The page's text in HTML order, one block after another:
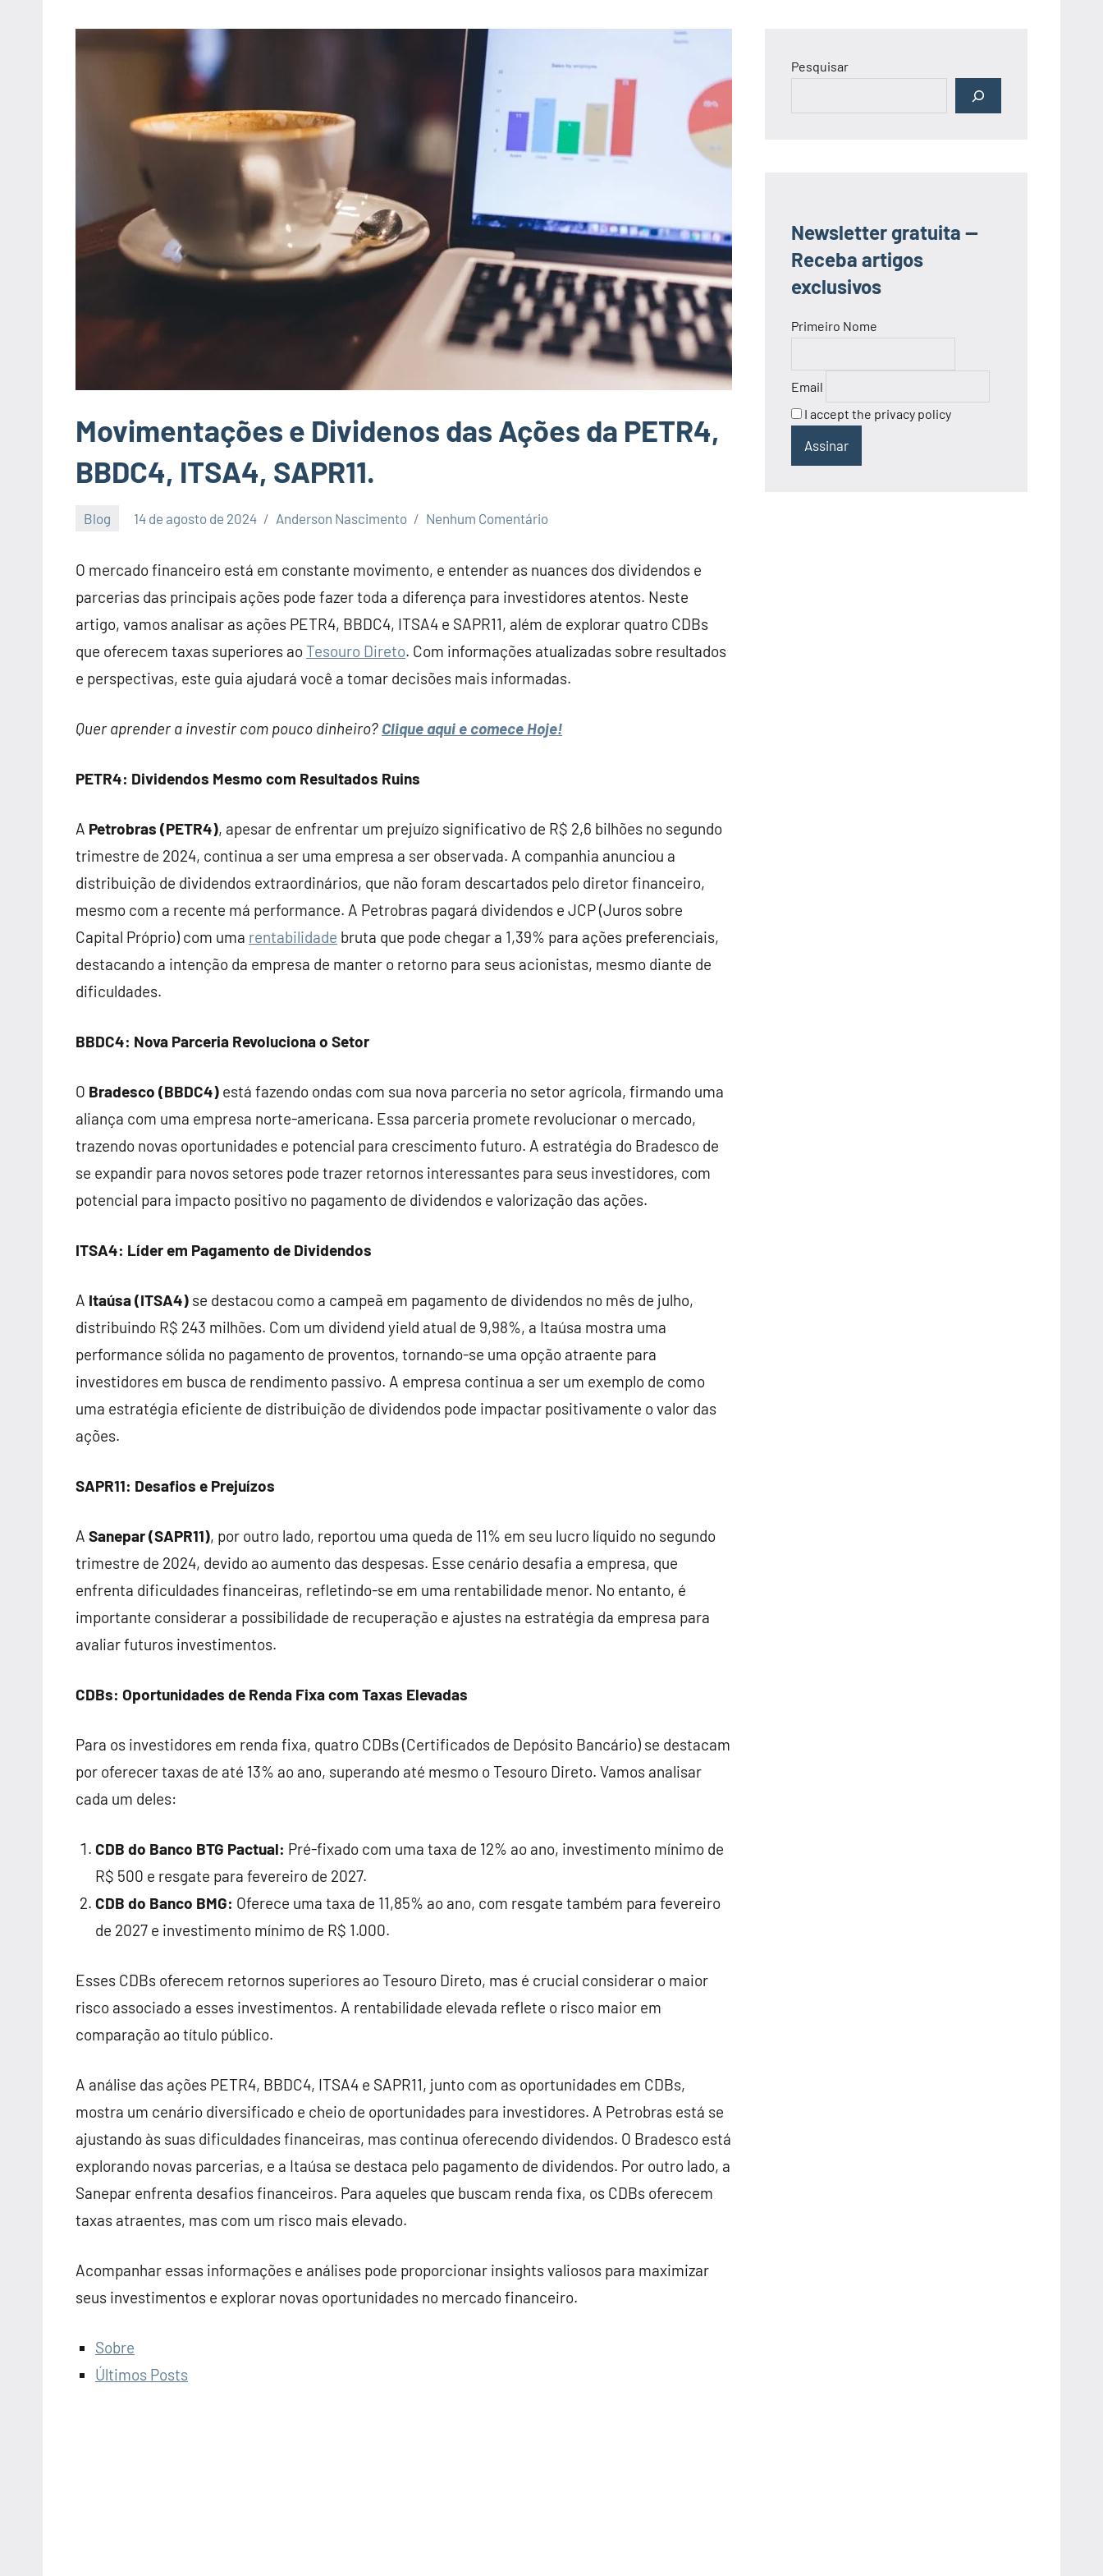
Movimentações e Dividenos das Ações da PETR4,
BBDC4, ITSA4, SAPR11.
Blog 14 de agosto de 2024 Anderson Nascimento Nenhum Comentário
O mercado financeiro está em constante movimento, e entender as nuances dos dividendos e
parcerias das principais ações pode fazer toda a diferença para investidores atentos. Neste
artigo, vamos analisar as ações PETR4, BBDC4, ITSA4 e SAPR11, além de explorar quatro CDBs
que oferecem taxas superiores aoTesouro Direto. Com informações atualizadas sobre resultados
e perspectivas, este guia ajudará você a tomar decisões mais informadas.
Quer aprender a investir com pouco dinheiro? Clique aqui e comece Hoje!
PETR4: Dividendos Mesmo com Resultados Ruins
A Petrobras (PETR4), apesar de enfrentar um prejuízo significativo de R$ 2,6 bilhões no segundo
trimestre de 2024, continua a ser uma empresa a ser observada. A companhia anunciou a
distribuição de dividendos extraordinários, que não foram descartados pelo diretor financeiro,
mesmo com a recente má performance. A Petrobras pagará dividendos e JCP (Juros sobre
Capital Próprio) com uma rentabilidade bruta que pode chegar a 1,39% para ações preferenciais,
destacando a intenção da empresa de manter o retorno para seus acionistas, mesmo diante de
dificuldades.
BBDC4: Nova Parceria Revoluciona o Setor
O Bradesco (BBDC4) está fazendo ondas com sua nova parceria no setor agrícola, firmando uma
aliança com uma empresa norte-americana. Essa parceria promete revolucionar o mercado,
trazendo novas oportunidades e potencial para crescimento futuro. A estratégia do Bradesco de
se expandir para novos setores pode trazer retornos interessantes para seus investidores, com
potencial para impacto positivo no pagamento de dividendos e valorização das ações.
ITSA4: Líder em Pagamento de Dividendos
A Itaúsa (ITSA4) se destacou como a campeã em pagamento de dividendos no mês de julho,
distribuindo R$ 243 milhões. Com um dividend yield atual de 9,98%, a Itaúsa mostra uma
performance sólida no pagamento de proventos, tornando-se uma opção atraente para
investidores em busca de rendimento passivo. A empresa continua a ser um exemplo de como
uma estratégia eficiente de distribuição de dividendos pode impactar positivamente o valor das
ações.
SAPR11: Desafios e Prejuízos
A Sanepar (SAPR11), por outro lado, reportou uma queda de 11% em seu lucro líquido no segundo
trimestre de 2024, devido ao aumento das despesas. Esse cenário desafia a empresa, que
enfrenta dificuldades financeiras, refletindo-se em uma rentabilidade menor. No entanto, é
importante considerar a possibilidade de recuperação e ajustes na estratégia da empresa para
avaliar futuros investimentos.
CDBs: Oportunidades de Renda Fixa com Taxas Elevadas
Para os investidores em renda fixa, quatro CDBs (Certificados de Depósito Bancário) se destacam
por oferecer taxas de até 13% ao ano, superando até mesmo o Tesouro Direto. Vamos analisar
cada um deles:
CDB do Banco BTG Pactual: Pré-fixado com uma taxa de 12% ao ano, investimento mínimo de
R$ 500 e resgate para fevereiro de 2027.
CDB do Banco BMG: Oferece uma taxa de 11,85% ao ano, com resgate também para fevereiro
de 2027 e investimento mínimo de R$ 1.000.
Esses CDBs oferecem retornos superiores ao Tesouro Direto, mas é crucial considerar o maior
risco associado a esses investimentos. A rentabilidade elevada reflete o risco maior em
comparação ao título público.
A análise das ações PETR4, BBDC4, ITSA4 e SAPR11, junto com as oportunidades em CDBs,
mostra um cenário diversificado e cheio de oportunidades para investidores. A Petrobras está se
ajustando às suas dificuldades financeiras, mas continua oferecendo dividendos. O Bradesco está
explorando novas parcerias, e a Itaúsa se destaca pelo pagamento de dividendos. Por outro lado, a
Sanepar enfrenta desafios financeiros. Para aqueles que buscam renda fixa, os CDBs oferecem
taxas atraentes, mas com um risco mais elevado.
Acompanhar essas informações e análises pode proporcionar insights valiosos para maximizar
seus investimentos e explorar novas oportunidades no mercado financeiro.
Sobre
Últimos Posts
Pesquisar
Newsletter gratuita —
Receba artigos
exclusivos
Primeiro Nome
Email
I accept the privacy policy